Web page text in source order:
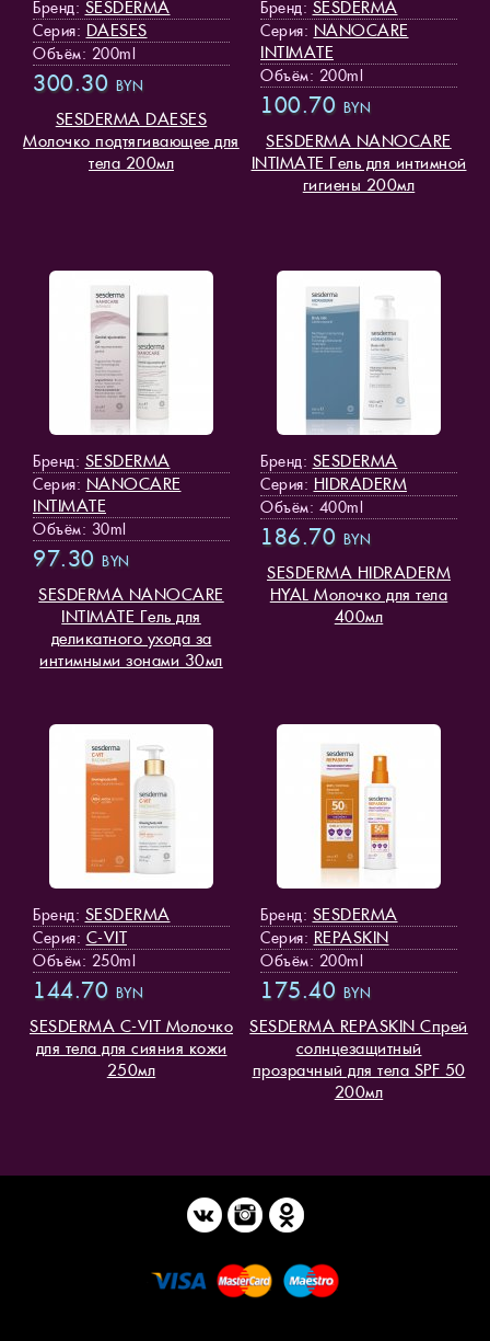
Бренд: SESDERMA
Серия: DAESES
Объём: 200ml
300.30 BYN
SESDERMA DAESES
Молочко подтягивающее для
тела 200мл
Бренд: SESDERMA
Серия: NANOCARE
INTIMATE
Объём: 200ml
100.70 BYN
SESDERMA NANOCARE
INTIMATE Гель для интимной
гигиены 200мл
Бренд: SESDERMA
Серия: NANOCARE
INTIMATE
Объём: 30ml
97.30 BYN
SESDERMA NANOCARE
INTIMATE Гель для
деликатного ухода за
интимными зонами 30мл
Бренд: SESDERMA
Серия: HIDRADERM
Объём: 400ml
186.70 BYN
SESDERMA HIDRADERM
HYAL Молочко для тела
400мл
Бренд: SESDERMA
Серия: C-VIT
Объём: 250ml
144.70 BYN
SESDERMA C-VIT Молочко
для тела для сияния кожи
250мл
Бренд: SESDERMA
Серия: REPASKIN
Объём: 200ml
175.40 BYN
SESDERMA REPASKIN Спрей
солнцезащитный
прозрачный для тела SPF 50
200мл